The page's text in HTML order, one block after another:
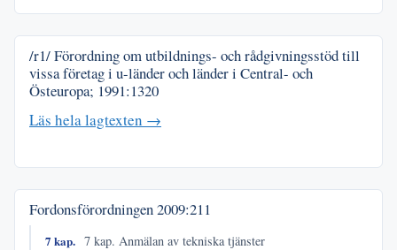
/r1/ Förordning om utbildnings- och rådgivningsstöd till
vissa företag i u-länder och länder i Central- och
Östeuropa; 1991:1320
Läs hela lagtexten →
Fordonsförordningen2009:211
7 kap. 7 kap. Anmälan av tekniska tjänster